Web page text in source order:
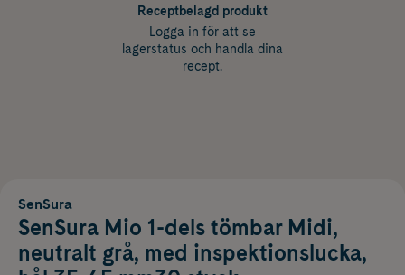
Receptbelagd produkt
Logga in för att se
lagerstatus och handla dina
recept.
SenSura
SenSura Mio 1-dels tömbar Midi,
neutralt grå, med inspektionslucka,